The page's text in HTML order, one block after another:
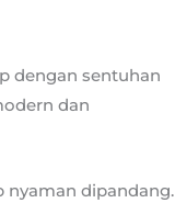
dengan sentuhan
dan
nyaman dipandang.